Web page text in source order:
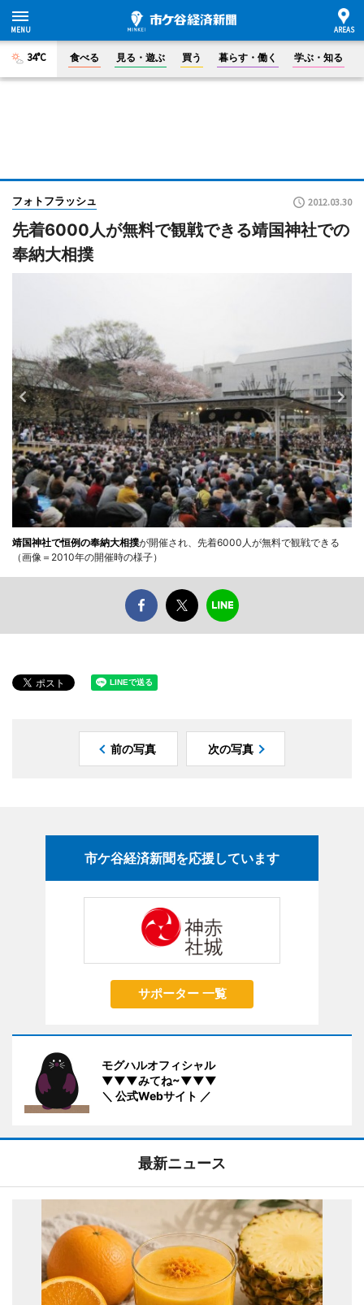
34°C 食べる 見る・遊ぶ 買う 暮らす・働く 学ぶ・知る
フォトフラッシュ 2012.03.30
先着6000人が無料で観戦できる靖国神社での
奉納大相撲
靖国神社で恒例の奉納大相撲が開催され、先着6000人が無料で観戦できる
（画像＝2010年の開催時の様子）
前の写真 次の写真
市ケ谷経済新聞を応援しています
サポーター 一覧
モグハルオフィシャル
▼▼▼みてね~▼▼▼
＼ 公式Webサイト ／
最新ニュース